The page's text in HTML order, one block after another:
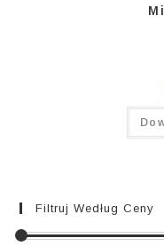
Filtruj Według Ceny